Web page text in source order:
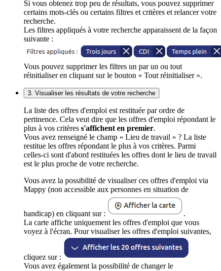
Si vous obtenez trop peu de résultats, vous pouvez supprimer
certains mots-clés ou certains filtres et critères et relancer votre
recherche.
Les filtres appliqués à votre recherche apparaissent de la façon
suivante :
Vous pouvez supprimer les filtres un par un ou tout
réinitialiser en cliquant sur le bouton « Tout réinitialiser ».
3. Visualiser les résultats de votre recherche
La liste des offres d'emploi est restituée par ordre de
pertinence. Cela veut dire que les offres d'emploi répondant le
plus à vos critères s'affichent en premier.
Vous avez renseigné le champ « Lieu de travail » ? La liste
restitue les offres répondant le plus à vos critères. Parmi
celles-ci sont d'abord restituées les offres dont le lieu de travail
est le plus proche de votre recherche.
Vous avez la possibilité de visualiser ces offres d'emploi via
Mappy (non accessible aux personnes en situation de
handicap) en cliquant sur :
.
La carte affiche uniquement les offres d'emploi que vous
voyez à l'écran. Pour visualiser les offres d'emploi suivantes,
cliquez sur :
Vous avez également la possibilité de changer le